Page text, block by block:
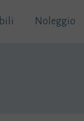
Noleggio